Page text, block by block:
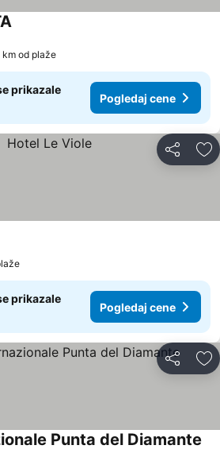
Pogledaj cene
km od plaže
prikazale
Pogledaj cene
Deli
prikazale
Pogledaj cene
Deli
Punta del Diamante